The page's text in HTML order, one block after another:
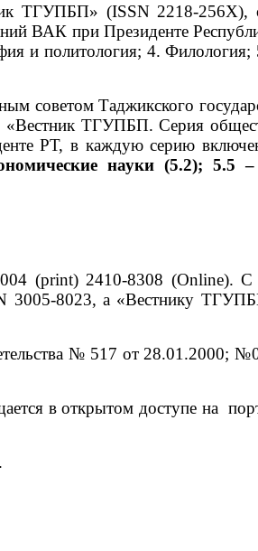
ТГУПБП» (ISSN 2218-
ВАК при Президенте
и политология; 4.
Таджикского
«Вестник ТГУПБП. Серия
РТ, в каждую серию
науки (5.2); 5.5
(print) 2410-8308 (Online). С
3005-8023, а «Вестнику
№ 517 от
в открытом доступе на